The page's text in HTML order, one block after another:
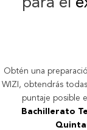
Obtén una
WIZI, obtendrás
puntaje posible
Bachillerato